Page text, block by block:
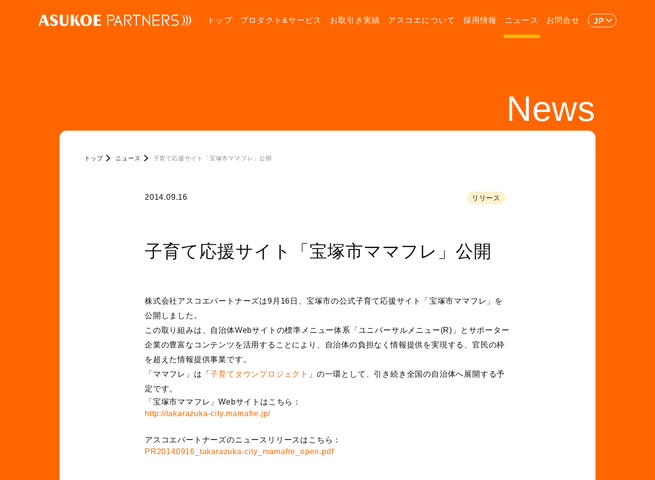
トップ プロダクト&サービス お取引き実績 アスコエについて 採用情報 ニュース お問合せ JP
News
トップ ニュース 子育て応援サイト「宝塚市ママフレ」公開
2014.09.16 リリース
子育て応援サイト「宝塚市ママフレ」公開
株式会社アスコエパートナーズは9月16日、宝塚市の公式子育て応援サイト「宝塚市ママフレ」を
公開しました。
この取り組みは、自治体Webサイトの標準メニュー体系「ユニバーサルメニュー(R)」とサポーター
企業の豊富なコンテンツを活用することにより、自治体の負担なく情報提供を実現する、官民の枠
を超えた情報提供事業です。
「ママフレ」は「子育てタウンプロジェクト 」の一環として、引き続き全国の自治体へ展開する予
定です。
「宝塚市ママフレ」Webサイトはこちら：
http://takarazuka-city.mamafre.jp/
アスコエパートナーズのニュースリリースはこちら：
PR20140916_takarazuka-city_mamafre_open.pdf